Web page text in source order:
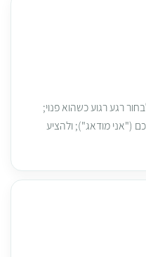
רגע רגוע כשהוא פנוי;
("אני מודאג"); ולהציע